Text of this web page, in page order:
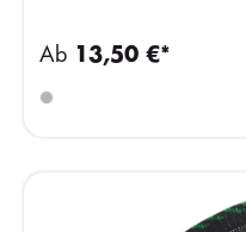
Ab 13,50 €*